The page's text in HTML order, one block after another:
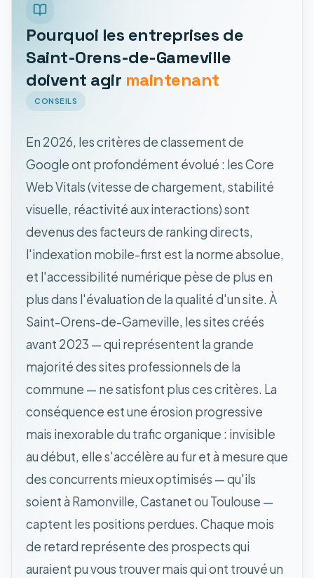
Pourquoi les entreprises de
Saint-Orens-de-Gameville
doivent agir maintenant
CONSEILS
En 2026, les critères de classement de
Google ont profondément évolué : les Core
Web Vitals (vitesse de chargement, stabilité
visuelle, réactivité aux interactions) sont
devenus des facteurs de ranking directs,
l'indexation mobile-first est la norme absolue,
et l'accessibilité numérique pèse de plus en
plus dans l'évaluation de la qualité d'un site. À
Saint-Orens-de-Gameville, les sites créés
avant 2023 — qui représentent la grande
majorité des sites professionnels de la
commune — ne satisfont plus ces critères. La
conséquence est une érosion progressive
mais inexorable du trafic organique : invisible
au début, elle s'accélère au fur et à mesure que
des concurrents mieux optimisés — qu'ils
soient à Ramonville, Castanet ou Toulouse —
captent les positions perdues. Chaque mois
de retard représente des prospects qui
auraient pu vous trouver mais qui ont trouvé un